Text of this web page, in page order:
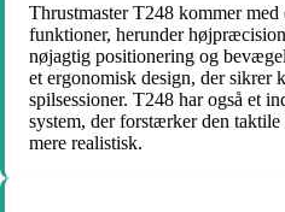
Thrustmaster T248 kommer
funktioner, herunder
nøjagtig positionering og
et ergonomisk design, der sikrer
spilsessioner. T248 har også et
system, der forstærker den
mere realistisk.